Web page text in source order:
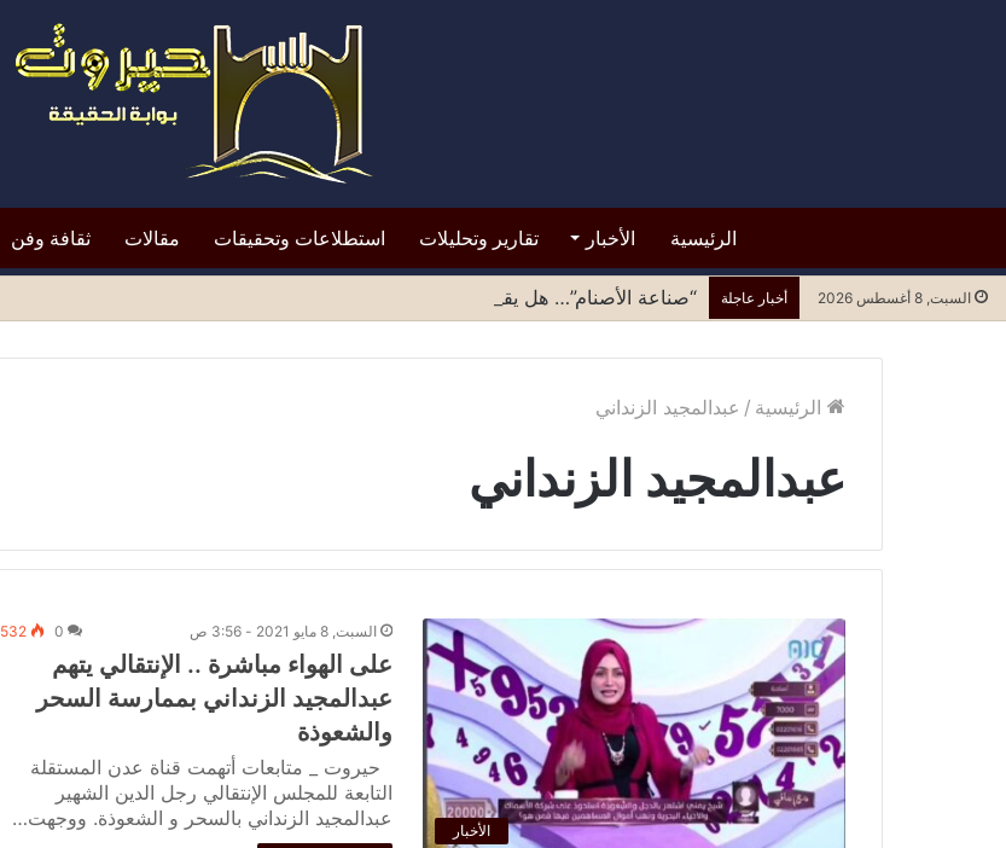
الرئيسية الأخبار تقارير وتحليلات استطلاعات وتحقيقات مقالات ثقافة وفن
السبت, 8 أغسطس 2026 أخبار عاجلة “صناعة الأصنام”… هل يقبل محافظ أبين النقد؟*
الرئيسية / عبدالمجيد الزنداني
عبدالمجيد الزنداني
الأخبار
السبت, 8 مايو 2021 - 3:56 ص 0
532
على الهواء مباشرة .. الإنتقالي يتهم
عبدالمجيد الزنداني بممارسة السحر
والشعوذة
حيروت _ متابعات أتهمت قناة عدن المستقلة
التابعة للمجلس الإنتقالي رجل الدين الشهير
عبدالمجيد الزنداني بالسحر و الشعوذة. ووجهت…